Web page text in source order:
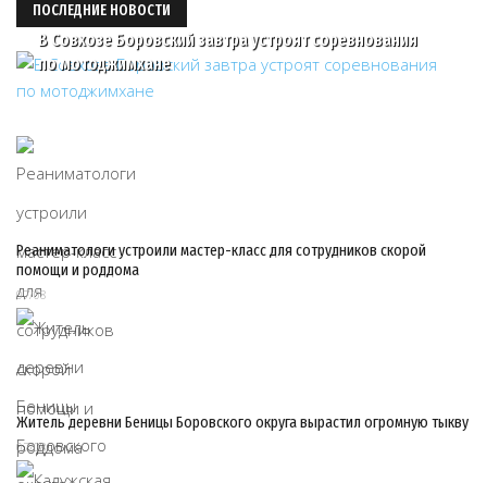
ПОСЛЕДНИЕ НОВОСТИ
В Совхозе Боровский завтра устроят соревнования
по мотоджимхане
Реаниматологи устроили мастер-класс для сотрудников скорой
помощи и роддома
07/08
Житель деревни Беницы Боровского округа вырастил огромную тыкву
07/08